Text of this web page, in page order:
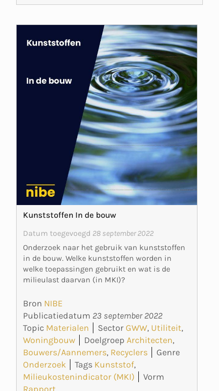
Kunststoffen In de bouw
Datum toegevoegd 28 september 2022
Onderzoek naar het gebruik van kunststoffen
in de bouw. Welke kunststoffen worden in
welke toepassingen gebruikt en wat is de
milieulast daarvan (in MKI)?
Bron NIBE
Publicatiedatum 23 september 2022
Topic Materialen Sector GWW, Utiliteit,
Woningbouw
Doelgroep Architecten,
Bouwers/Aannemers, Recyclers
Genre
Onderzoek
Tags Kunststof,
Milieukostenindicator (MKI)
Vorm